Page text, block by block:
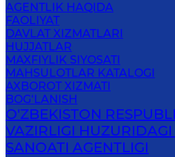
AGENTLIK HAQIDA
FAOLIYAT
DAVLAT XIZMATLARI
HUJJATLAR
MAXFIYLIK SIYOSATI
MAHSULOTLAR KATALOGI
AXBOROT XIZMATI
BOG‘LANISH
O'ZBEKISTON
VAZIRLIGI
SANOATI AGENTLIGI